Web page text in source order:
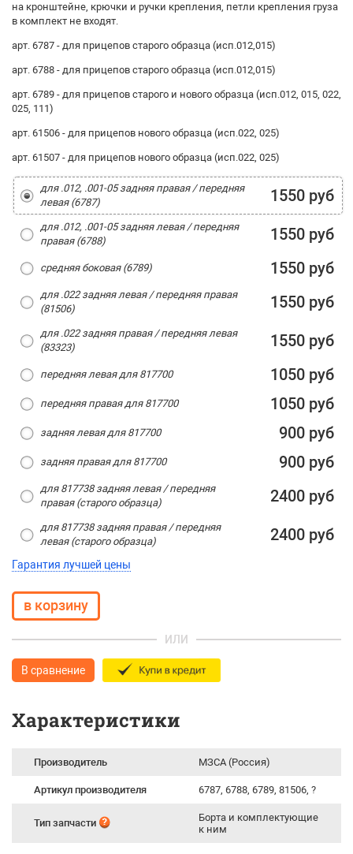
на кронштейне, крючки и ручки крепления, петли крепления груза
в комплект не входят.
арт. 6787 - для прицепов старого образца (исп.012,015)
арт. 6788 - для прицепов старого образца (исп.012,015)
арт. 6789 - для прицепов старого и нового образца (исп.012, 015, 022,
025, 111)
арт. 61506 - для прицепов нового образца (исп.022, 025)
арт. 61507 - для прицепов нового образца (исп.022, 025)
для .012, .001-05 задняя правая / передняя
левая (6787)
1550 руб
для .012, .001-05 задняя левая / передняя
правая (6788)
1550 руб
средняя боковая (6789) 1550 руб
для .022 задняя левая / передняя правая
(81506)
1550 руб
для .022 задняя правая / передняя левая
(83323)
1550 руб
передняя левая для 817700 1050 руб
передняя правая для 817700 1050 руб
задняя левая для 817700 900 руб
задняя правая для 817700 900 руб
для 817738 задняя левая / передняя
правая (старого образца)
2400 руб
для 817738 задняя правая / передняя
левая (старого образца)
2400 руб
Гарантия лучшей цены
ИЛИ
В сравнение
Характеристики
Производитель МЗСА (Россия)
Артикул производителя 6787, 6788, 6789, 81506, ?
Тип запчасти
Борта и комплектующие
к ним